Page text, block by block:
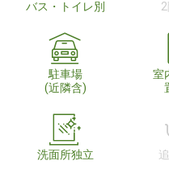
バス・トイレ別
駐車場
(近隣含)
室
洗面所独立